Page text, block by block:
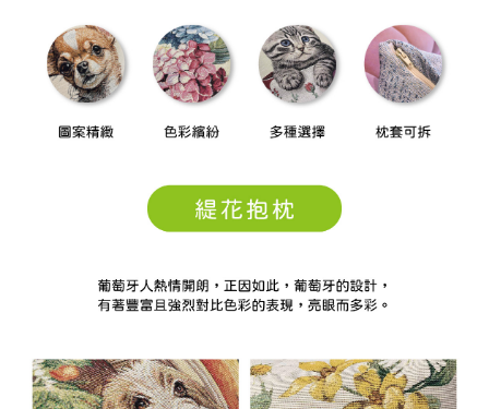
AFTEE先享後付是「在收到商品之後才付款」的支付方式。 讓您購物簡單
便利好安心！
１．簡單：不需註冊會員、不需綁卡、不需儲值。
２．便利：只要手機號碼，簡訊認證，即可結帳。
３．安心：先確認商品／服務後，再付款。
【「AFTEE先享後付」結帳流程】
結帳頁面，進行簡訊認證並確認金額後，即可完成結帳。
２．訂單成立數日內，您將收到繳費通知簡訊。
３．收到繳費通知簡訊後14天內，點擊此簡訊中的連結，可透過四大超商／
購買商品的店家。未經商家同意取消之訂單仍視為有效，需透過AFTEE先享
後付繳納相關費用。
客戶支援中心」https://netprotections.freshdesk.com/support/home
【注意事項】
ATM付款
運送方式
每筆NT$100，滿NT$1,000(含以上)免運費